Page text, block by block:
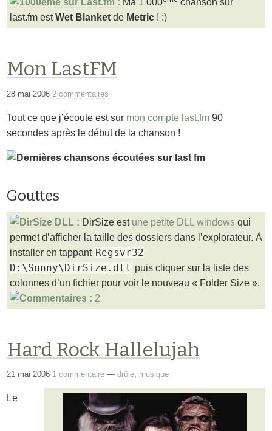
Ma 1 000
chanson sur
last.fm estWet Blanket de Metric ! :)
Mon LastFM
28 mai 2006 2 commentaires
Tout ce que j’écoute est sur mon compte last.fm 90
secondes après le début de la chanson !
Gouttes
DirSize est une petite DLL windows qui
permet d’afficher la taille des dossiers dans l’explorateur. À
installer en tappant Regsvr32
D:\Sunny\DirSize.dll
puis cliquer sur la liste des
colonnes d’un fichier pour voir le nouveau « Folder Size ».
2
Hard Rock Hallelujah
21 mai 2006 1 commentaire —drôle, musique
Le